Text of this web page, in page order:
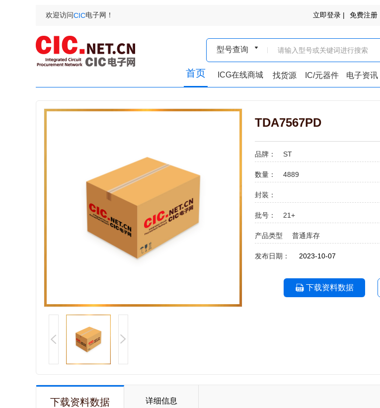
欢迎访问CIC电子网！ 立即登录 | 免费注册
型号查询
首页 ICG在线商城 找货源 IC/元器件 电子资讯
TDA7567PD
品牌： ST
数量： 4889
封装：
批号： 21+
产品类型 普通库存
发布日期： 2023-10-07
下载资料数据
下载资料数据 详细信息